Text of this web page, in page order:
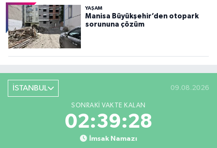
İSTANBUL 09.08.2026
SONRAKI VAKTE KALAN
İmsak Namazı
GÜNEŞ
06:01